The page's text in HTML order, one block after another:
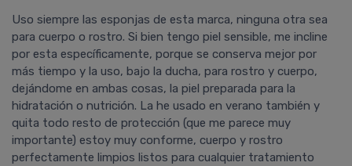
Uso siempre las esponjas de esta marca, ninguna otra sea
para cuerpo o rostro. Si bien tengo piel sensible, me incline
por esta específicamente, porque se conserva mejor por
más tiempo y la uso, bajo la ducha, para rostro y cuerpo,
dejándome en ambas cosas, la piel preparada para la
hidratación o nutrición. La he usado en verano también y
quita todo resto de protección (que me parece muy
importante) estoy muy conforme, cuerpo y rostro
perfectamente limpios listos para cualquier tratamiento